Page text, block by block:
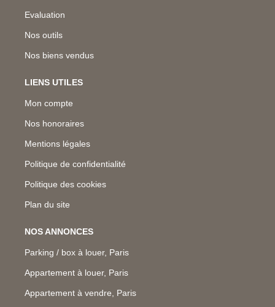
Evaluation
Nos outils
Nos biens vendus
LIENS UTILES
Mon compte
Nos honoraires
Mentions légales
Politique de confidentialité
Politique des cookies
Plan du site
NOS ANNONCES
Parking / box à louer, Paris
Appartement à louer, Paris
Appartement à vendre, Paris